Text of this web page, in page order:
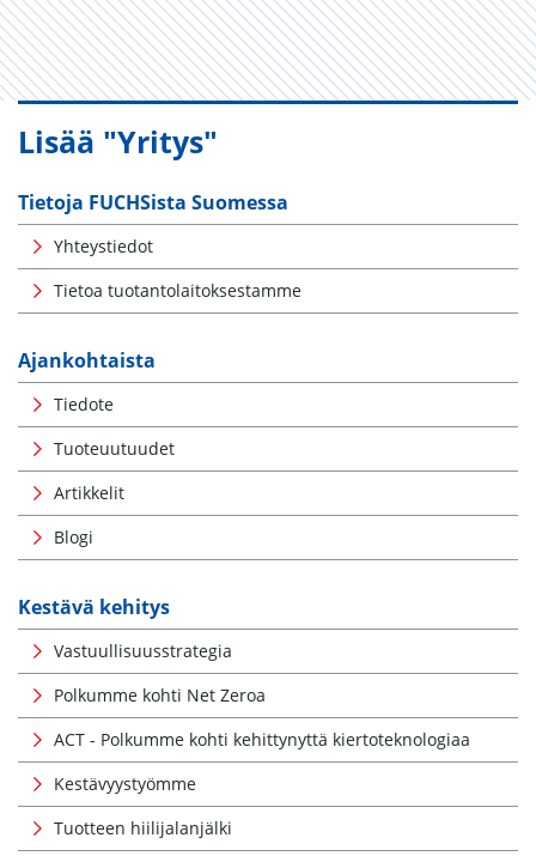
Lisää "Yritys"
Tietoja FUCHSista Suomessa
Yhteystiedot
Tietoa tuotantolaitoksestamme
Ajankohtaista
Tiedote
Tuoteuutuudet
Artikkelit
Blogi
Kestävä kehitys
Vastuullisuusstrategia
Polkumme kohti Net Zeroa
ACT - Polkumme kohti kehittynyttä kiertoteknologiaa
Kestävyystyömme
Tuotteen hiilijalanjälki